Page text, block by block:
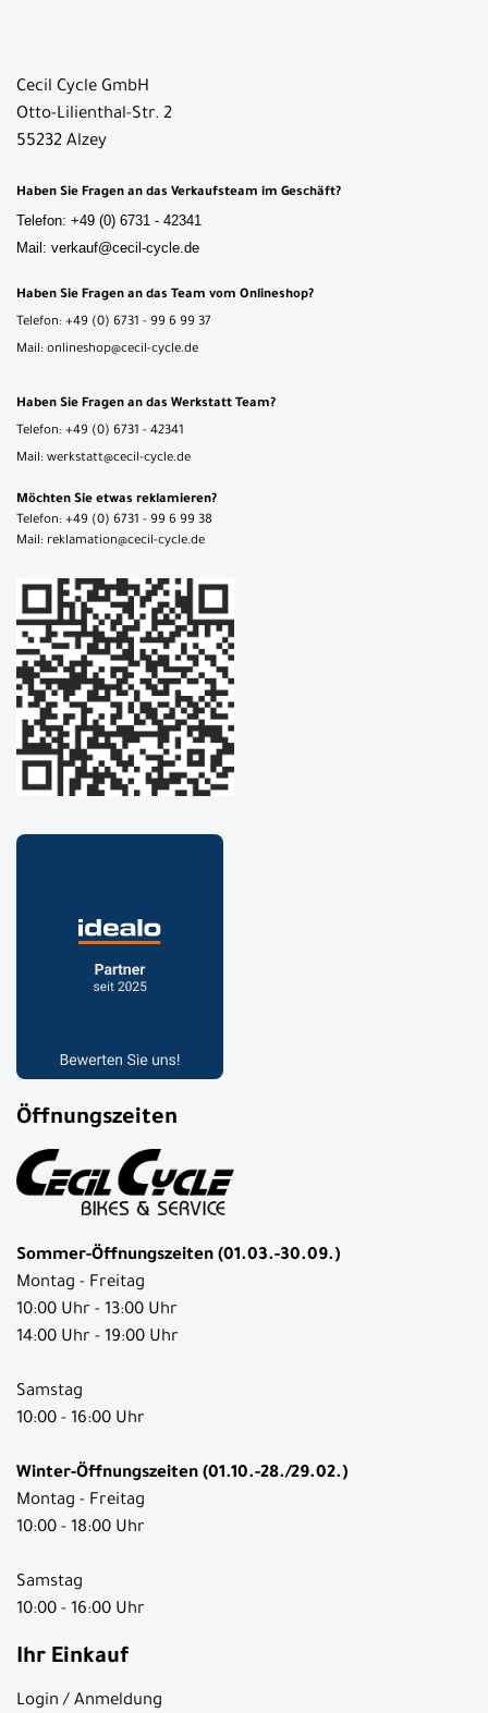
Cecil Cycle GmbH
Otto-Lilienthal-Str. 2
55232 Alzey
Haben Sie Fragen an das Verkaufsteam im Geschäft?
Telefon: +49 (0) 6731 - 42341
Mail: verkauf@cecil-cycle.de
Haben Sie Fragen an das Team vom Onlineshop?
Telefon: +49 (0) 6731 - 99 6 99 37
Mail: onlineshop@cecil-cycle.de
Haben Sie Fragen an das Werkstatt Team?
Telefon: +49 (0) 6731 - 42341
Mail: werkstatt@cecil-cycle.de
Möchten Sie etwas reklamieren?
Telefon: +49 (0) 6731 - 99 6 99 38
Mail: reklamation@cecil-cycle.de
Öffnungszeiten
Sommer-Öffnungszeiten (01.03.-30.09.)
Montag - Freitag
10:00 Uhr - 13:00 Uhr
14:00 Uhr - 19:00 Uhr
Samstag
10:00 - 16:00 Uhr
Winter-Öffnungszeiten (01.10.-28./29.02.)
Montag - Freitag
10:00 - 18:00 Uhr
Samstag
10:00 - 16:00 Uhr
Ihr Einkauf
Login / Anmeldung